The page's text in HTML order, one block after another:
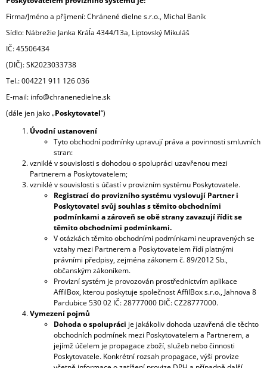
Firma/Jméno a příjmení: Chránené dielne s.r.o., Michal Baník
Sídlo: Nábrežie Janka Kráĺa 4344/13a, Liptovský Mikuláš
IČ: 45506434
(DIČ): SK2023033738
Tel.: 004221 911 126 036
E-mail: info@chranenedielne.sk
(dále jen jako „Poskytovatel“)
Úvodní ustanovení
Tyto obchodní podmínky upravují práva a povinnosti smluvních
stran:
vzniklé v souvislosti s dohodou o spolupráci uzavřenou mezi
Partnerem a Poskytovatelem;
vzniklé v souvislosti s účastí v provizním systému Poskytovatele.
Registrací do provizního systému vyslovují Partner i
Poskytovatel svůj souhlas s těmito obchodními
podmínkami a zároveň se obě strany zavazují řídit se
těmito obchodními podmínkami.
V otázkách těmito obchodními podmínkami neupravených se
vztahy mezi Partnerem a Poskytovatelem řídí platnými
právními předpisy, zejména zákonem č. 89/2012 Sb.,
občanským zákoníkem.
Provizní systém je provozován prostřednictvím aplikace
AffilBox, kterou poskytuje společnost AffilBox s.r.o., Jahnova 8
Pardubice 530 02 IČ: 28777000 DIČ: CZ28777000.
Vymezení pojmů
Dohoda o spolupráci je jakákoliv dohoda uzavřená dle těchto
obchodních podmínek mezi Poskytovatelem a Partnerem, a
jejímž účelem je propagace zboží, služeb nebo činnosti
Poskytovatele. Konkrétní rozsah propagace, výši provize
Á
J
S
Ť
?
HĽADAŤ
HRNČEK